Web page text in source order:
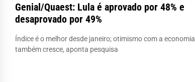
Genial/Quaest: Lula é aprovado por 48% e
desaprovado por 49%
Índice é o melhor desde janeiro; otimismo com a economia
também cresce, aponta pesquisa